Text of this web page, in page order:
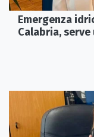
Emergenza
Calabria,